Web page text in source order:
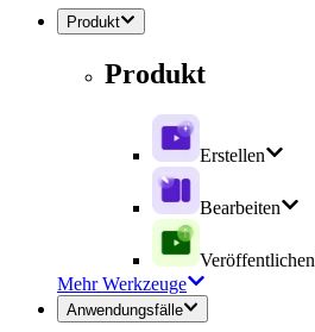
Produkt
Produkt
Erstellen
Bearbeiten
Veröffentlichen
Mehr Werkzeuge
Anwendungsfälle